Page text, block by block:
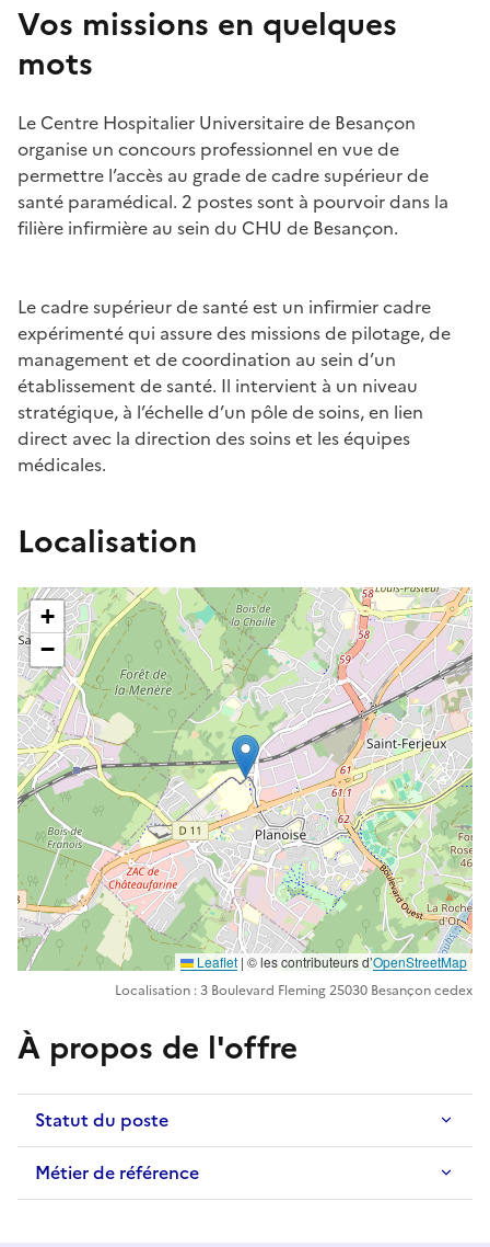
Vos missions en quelques
mots
Le Centre Hospitalier Universitaire de Besançon
organise un concours professionnel en vue de
permettre l’accès au grade de cadre supérieur de
santé paramédical. 2 postes sont à pourvoir dans la
filière infirmière au sein du CHU de Besançon.
Le cadre supérieur de santé est un infirmier cadre
expérimenté qui assure des missions de pilotage, de
management et de coordination au sein d’un
établissement de santé. Il intervient à un niveau
stratégique, à l’échelle d’un pôle de soins, en lien
direct avec la direction des soins et les équipes
médicales.
Localisation
+
−
Leaflet | ©️️ les contributeurs d’OpenStreetMap
Localisation : 3 Boulevard Fleming 25030 Besançon cedex
À propos de l'offre
Statut du poste
Métier de référence